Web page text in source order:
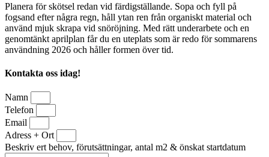
Planera för skötsel redan vid färdigställande. Sopa och fyll på
fogsand efter några regn, håll ytan ren från organiskt material och
använd mjuk skrapa vid snöröjning. Med rätt underarbete och en
genomtänkt aprilplan får du en uteplats som är redo för sommarens
användning 2026 och håller formen över tid.
Kontakta oss idag!
Namn
Telefon
Email
Adress + Ort
Beskriv ert behov, förutsättningar, antal m2 & önskat startdatum